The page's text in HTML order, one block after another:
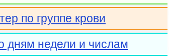
по группе крови
дням недели и числам